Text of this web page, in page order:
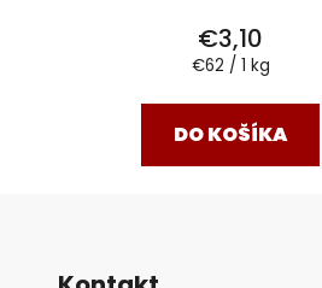
€3,10
Jednotková
€62 / 1 kg
DO KOŠÍKA